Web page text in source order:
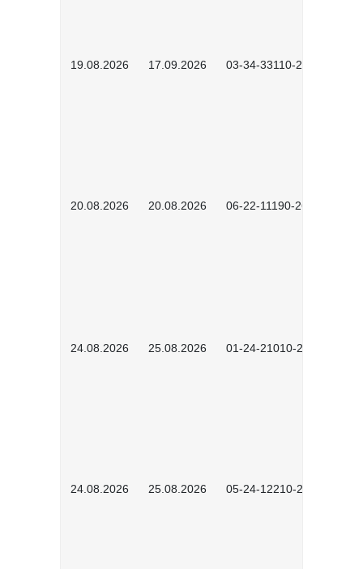
19.08.2026 17.09.2026 03-34-33110-2605
20.08.2026 20.08.2026 06-22-11190-2601
24.08.2026 25.08.2026 01-24-21010-2602
24.08.2026 25.08.2026 05-24-12210-2601